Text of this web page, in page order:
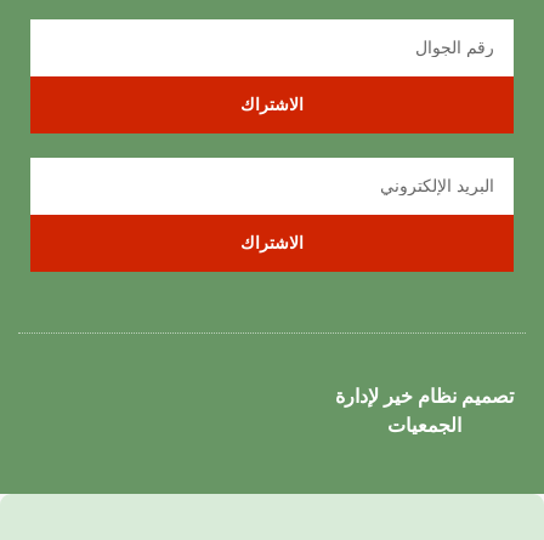
الاشتراك
الاشتراك
تصميم نظام خير لإدارة
الجمعيات